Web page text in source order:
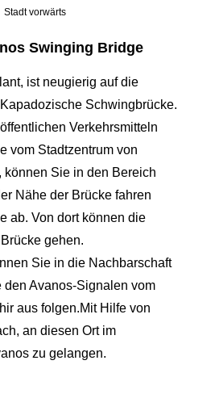
Stadt vorwärts
Swinging Bridge
ist neugierig auf die
Schwingbrücke.
Verkehrsmitteln
vom Stadtzentrum von
können Sie in den Bereich
Nähe der Brücke fahren
ab. Von dort können die
gehen.
Sie in die Nachbarschaft
Avanos-Signalen vom
aus folgen.Mit Hilfe von
an diesen Ort im
zu gelangen.